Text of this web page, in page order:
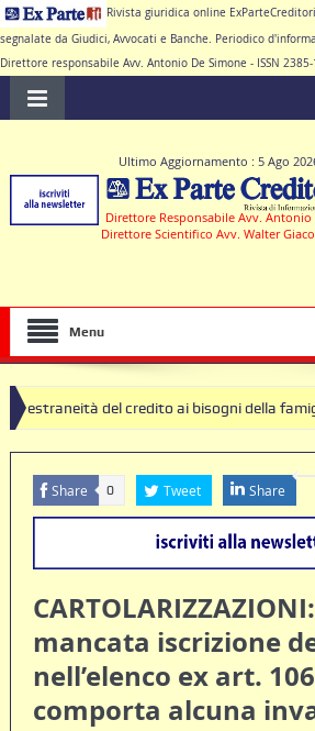
Rivista giuridica online
segnalate da Giudici, Avvocati e Banche. Periodico
Direttore responsabile Avv. Antonio De Simone - ISSN
Ultimo Aggiornamento : 5 Ago
Direttore Responsabile Avv. Antonio
Direttore Scientifico Avv. Walter
Menu
del credito ai bisogni della famiglia
di conto corrente
Share 0 Tweet Share
mancata iscrizione
nell’elenco ex art.
comporta alcuna